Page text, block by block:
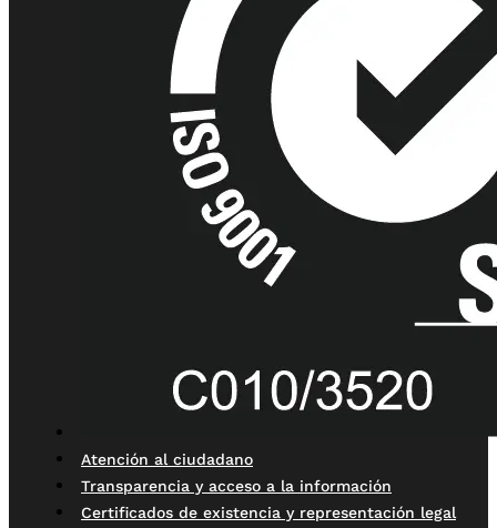
Atención al ciudadano
Transparencia y acceso a la información
Certificados de existencia y representación legal